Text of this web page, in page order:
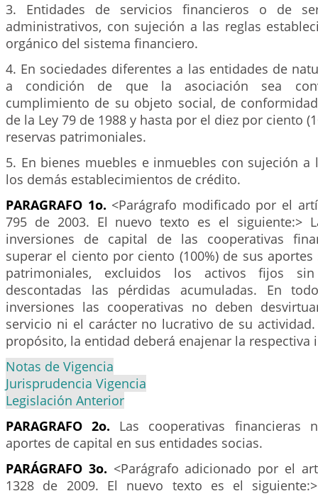
3. Entidades de servicios financieros o de
administrativos, con sujeción a las reglas
orgánico del sistema financiero.
4. En sociedades diferentes a las entidades de
a condición de que la asociación sea
cumplimiento de su objeto social, de
de la Ley 79 de 1988 y hasta por el diez por ciento
reservas patrimoniales.
5. En bienes muebles e inmuebles con sujeción a
los demás establecimientos de crédito.
PARAGRAFO 1o. <Parágrafo modificado por el
795 de 2003. El nuevo texto es el siguiente:>
inversiones de capital de las cooperativas
superar el ciento por ciento (100%) de sus aportes
patrimoniales, excluidos los activos fijos
descontadas las pérdidas acumuladas. En
inversiones las cooperativas no deben
servicio ni el carácter no lucrativo de su
propósito, la entidad deberá enajenar la respectiva
Notas de Vigencia
Jurisprudencia Vigencia
Legislación Anterior
PARAGRAFO 2o. Las cooperativas financieras
aportes de capital en sus entidades socias.
PARÁGRAFO 3o. <Parágrafo adicionado por el
1328 de 2009. El nuevo texto es el